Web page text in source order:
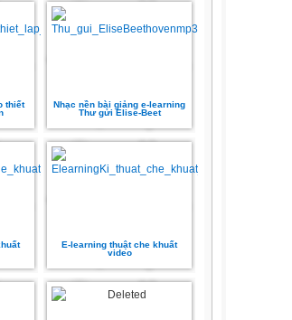
thiết
Nhạc nền bài giảng e-learning
Thư gửi Elise-Beet
E-learning thuật che khuất
video